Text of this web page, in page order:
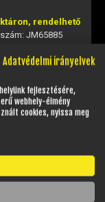
rendelhető
JM65885
39 820 Ft
VÁLASZTÁSA
Adatvédelmi irányelvek
fejlesztésére,
webhely-élmény
cookies, nyissa meg